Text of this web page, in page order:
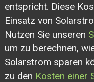
entspricht. Diese
Einsatz von
Nutzen Sie unseren
um zu berechnen,
Solarstrom sparen
zu den Kosten einer